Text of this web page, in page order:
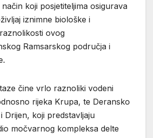
koji posjetiteljima osigurava
iznimne biološke i
ovog
Ramsarskog područja i
čine vrlo raznoliki vodeni
rijeka Krupa, te Deransko
Drijen, koji predstavljaju
močvarnog kompleksa delte